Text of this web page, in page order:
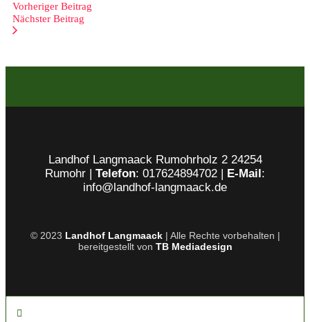
Vorheriger Beitrag
Nächster Beitrag
Landhof Langmaack Rumohrholz 2 24254
Rumohr | Telefon: 017624894702 | E-Mail:
info@landhof-langmaack.de
© 2023 Landhof Langmaack| Alle Rechte vorbehalten |
bereitgestellt von TB Mediadesign